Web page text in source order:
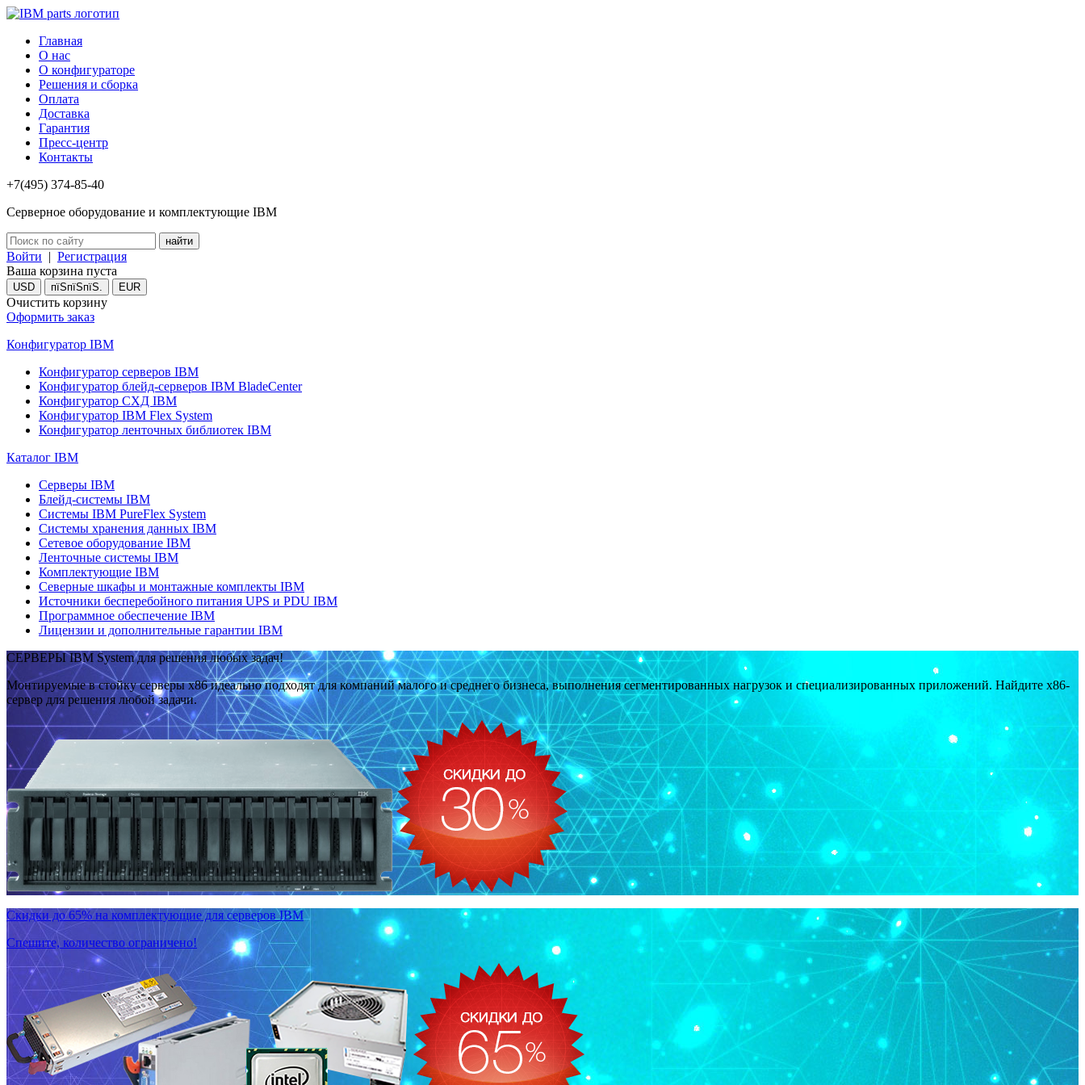
Главная
О нас
О конфигураторе
Решения и сборка
Оплата
Доставка
Гарантия
Пресс-центр
Контакты
+7(495) 374-85-40
Серверное оборудование и комплектующие IBM
Войти | Регистрация
Ваша корзина пуста
USD пїЅпїЅпїЅ. EUR
Очистить корзину
Оформить заказ
Конфигуратор IBM
Конфигуратор серверов IBM
Конфигуратор блейд-серверов IBM BladeCenter
Конфигуратор СХД IBM
Конфигуратор IBM Flex System
Конфигуратор ленточных библиотек IBM
Каталог IBM
Серверы IBM
Блейд-системы IBM
Системы IBM PureFlex System
Системы хранения данных IBM
Сетевое оборудование IBM
Ленточные системы IBM
Комплектующие IBM
Северные шкафы и монтажные комплекты IBM
Источники бесперебойного питания UPS и PDU IBM
Программное обеспечение IBM
Лицензии и дополнительные гарантии IBM
СЕРВЕРЫ IBM System для решения любых задач!
Монтируемые в стойку серверы x86 идеально подходят для компаний малого и среднего бизнеса, выполнения сегментированных нагрузок и специализированных приложений. Найдите x86-
сервер для решения любой задачи.
Скидки до 65% на комплектующие для серверов IBM
Спешите, количество ограничено!